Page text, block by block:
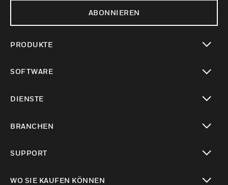
ABONNIEREN
PRODUKTE
SOFTWARE
DIENSTE
BRANCHEN
SUPPORT
WO SIE KAUFEN KÖNNEN